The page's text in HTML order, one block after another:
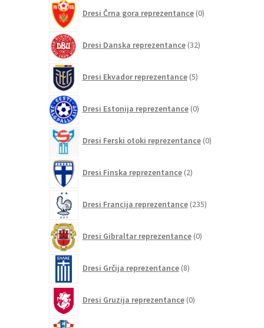
Dresi Črna gora reprezentance 0izdelkov
Dresi Danska reprezentance 32izdelkov
Dresi Ekvador reprezentance 5izdelkov
Dresi Estonija reprezentance 0izdelkov
Dresi Ferski otoki reprezentance 0izdelkov
Dresi Finska reprezentance 2izdelka
Dresi Francija reprezentance 235izdelkov
Dresi Gibraltar reprezentance 0izdelkov
Dresi Grčija reprezentance 8izdelkov
Dresi Gruzija reprezentance 0izdelkov